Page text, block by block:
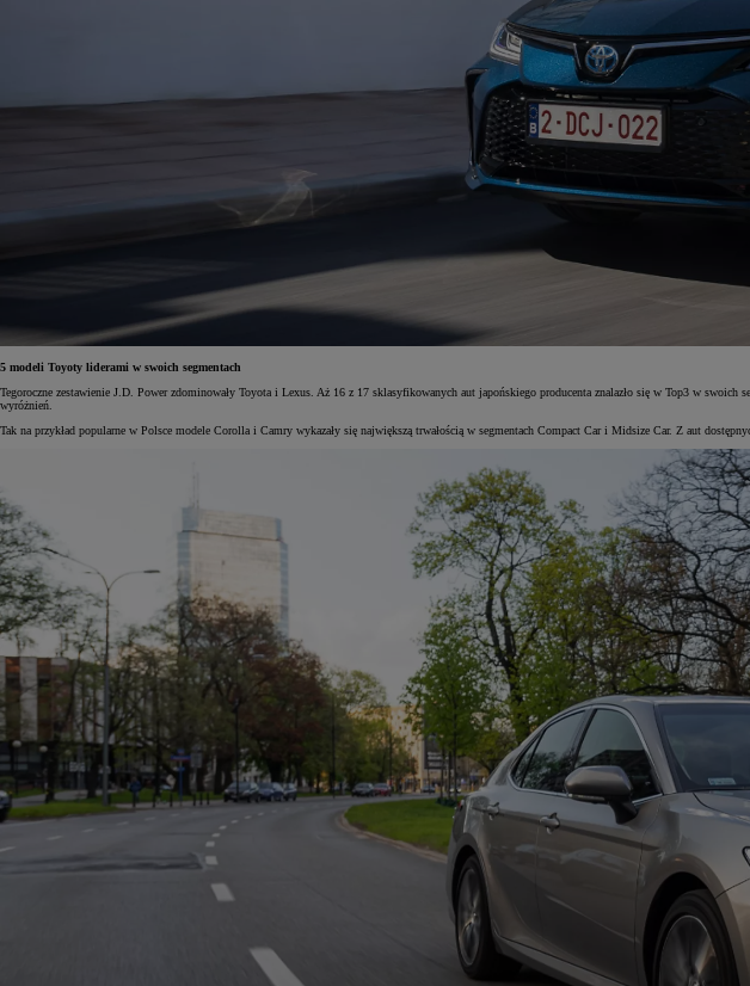
5 modeli Toyoty liderami w swoich segmentach
Tegoroczne zestawienie J.D. Power zdominowały Toyota i Lexus. Aż 16 z 17 sklasyfikowanych aut japońskiego producenta znalazło się w Top3 w
wyróżnień.
Tak na przykład popularne w Polsce modele Corolla i Camry wykazały się największą trwałością w segmentach Compact Car i Midsize Car. Z aut